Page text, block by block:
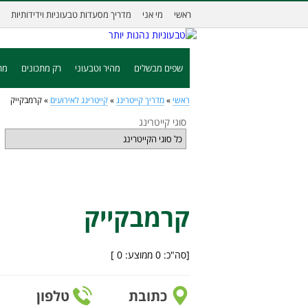
ראשי מי אני מדריך מסעדות טבעוניות וידידותיות
שפים מבשלים מהיר וטבעוני רק מתכונים
ראשי » מדריך קייטרינג » קייטרינג לאירועים » קרמבקייק
סוגי קייטרינג
קרמבקייק
[סה"כ: 0 ממוצע: 0
]
כתובת טלפון